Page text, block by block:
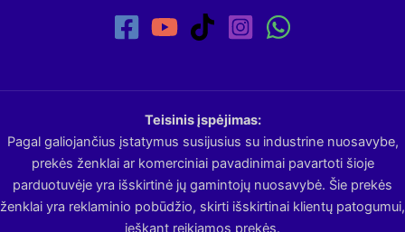
Teisinis įspėjimas:
Pagal galiojančius įstatymus susijusius su industrine nuosavybe,
prekės ženklai ar komerciniai pavadinimai pavartoti šioje
parduotuvėje yra išskirtinė jų gamintojų nuosavybė. Šie prekės
ženklai yra reklaminio pobūdžio, skirti išskirtinai klientų patogumui,
ieškant reikiamos prekės.